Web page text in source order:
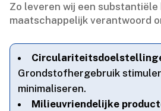
Zo leveren wij een substantiële
maatschappelijk verantwoord
Grondstofhergebruik
minimaliseren.​
Milieuvriendelijke